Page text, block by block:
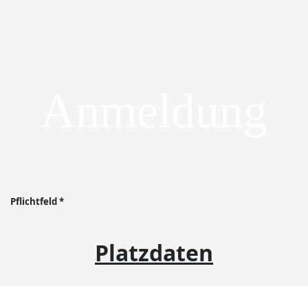
Pflichtfeld *
Platzdaten